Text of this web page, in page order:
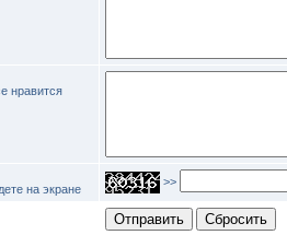
нравится
на экране
>>